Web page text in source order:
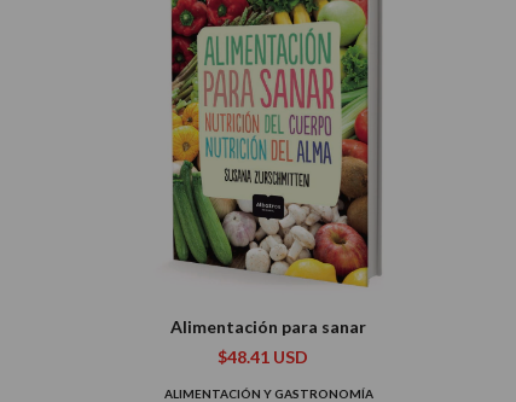
Alimentación para sanar
$48.41 USD
ALIMENTACIÓN Y GASTRONOMÍA